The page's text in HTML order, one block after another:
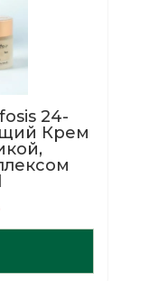
24-
Крем
цена: